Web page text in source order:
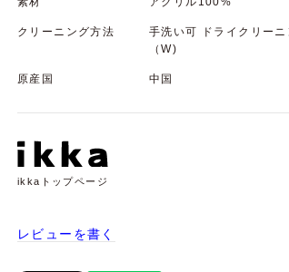
クリーニング方法
手洗い可 ドライクリー
（W)
原産国 中国
ikkaトップページ
レビューを書く